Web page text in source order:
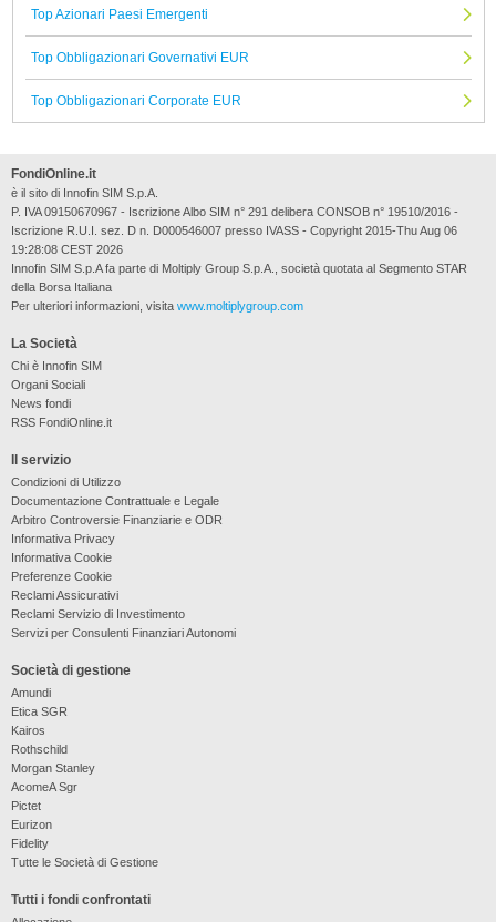
Top Azionari Paesi Emergenti
Top Obbligazionari Governativi EUR
Top Obbligazionari Corporate EUR
La Società
Chi è Innofin SIM
Organi Sociali
News fondi
RSS FondiOnline.it
Il servizio
Condizioni di Utilizzo
Documentazione Contrattuale e Legale
Arbitro Controversie Finanziarie e ODR
Informativa Privacy
Informativa Cookie
Preferenze Cookie
Reclami Assicurativi
Reclami Servizio di Investimento
Servizi per Consulenti Finanziari Autonomi
Società di gestione
Amundi
Etica SGR
Kairos
Rothschild
Morgan Stanley
AcomeA Sgr
Pictet
Eurizon
Fidelity
Tutte le Società di Gestione
Tutti i fondi confrontati
FondiOnline.it
è il sito di Innofin SIM S.p.A.
P. IVA 09150670967 - Iscrizione Albo SIM n° 291 delibera CONSOB n° 19510/2016 -
Iscrizione R.U.I. sez. D n. D000546007 presso IVASS - Copyright 2015-Thu Aug 06
19:28:08 CEST 2026
Innofin SIM S.p.A fa parte di Moltiply Group S.p.A., società quotata al Segmento STAR
della Borsa Italiana
Per ulteriori informazioni, visita www.moltiplygroup.com